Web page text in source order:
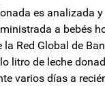
es analizada
a bebés
la Red Global de
litro de leche
varios días a